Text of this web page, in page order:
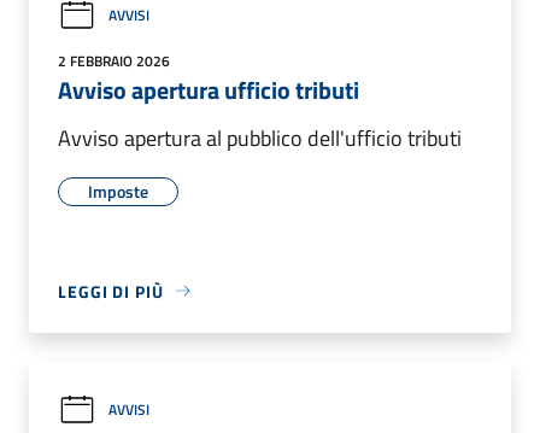
AVVISI
2 FEBBRAIO 2026
Avviso apertura ufficio tributi
Avviso apertura al pubblico dell'ufficio tributi
Imposte
LEGGI DI PIÙ
AVVISI